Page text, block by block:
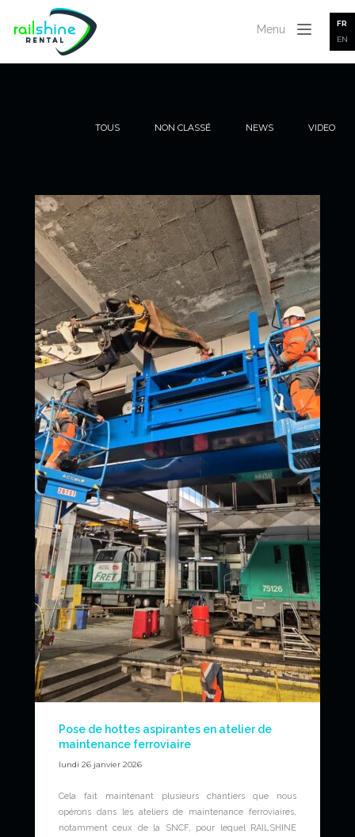
Menu
FR
EN
TOUS NON CLASSÉ NEWS VIDEO
Pose de hottes aspirantes en atelier de
maintenance ferroviaire
lundi 26 janvier 2026
Cela fait maintenant plusieurs chantiers que nous
opérons dans les ateliers de maintenance ferroviaires,
notamment ceux de la SNCF, pour lequel RAILSHINE